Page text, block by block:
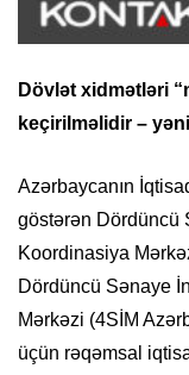
Dövlət xidmətləri
keçirilməlidir –
Azərbaycanın
göstərən Dördüncü
Koordinasiya
Dördüncü Sənaye
Mərkəzi (4SİM
üçün rəqəmsal